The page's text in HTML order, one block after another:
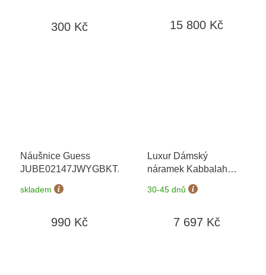
300 Kč 15 800 Kč
Náušnice Guess
JUBE02147JWYGBKT/U
skladem
990 Kč
Luxur Dámský
náramek Kabbalah
6640005-9-0-1
možnost výměny do 90
30-45 dnů
7 697 Kč